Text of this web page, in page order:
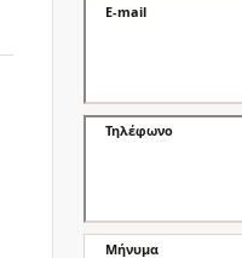
E-mail
Τηλέφωνο
Μήνυμα